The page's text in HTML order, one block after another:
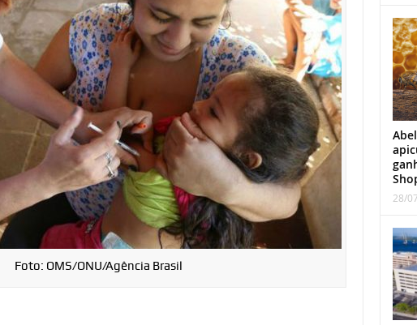
Foto: OMS/ONU/Agência Brasil
28/